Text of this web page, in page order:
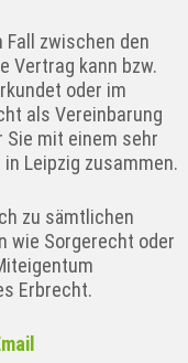
zwischen den
Vertrag kann bzw.
oder im
als Vereinbarung
mit einem sehr
Leipzig zusammen.
zu sämtlichen
wie Sorgerecht oder
Erbrecht.